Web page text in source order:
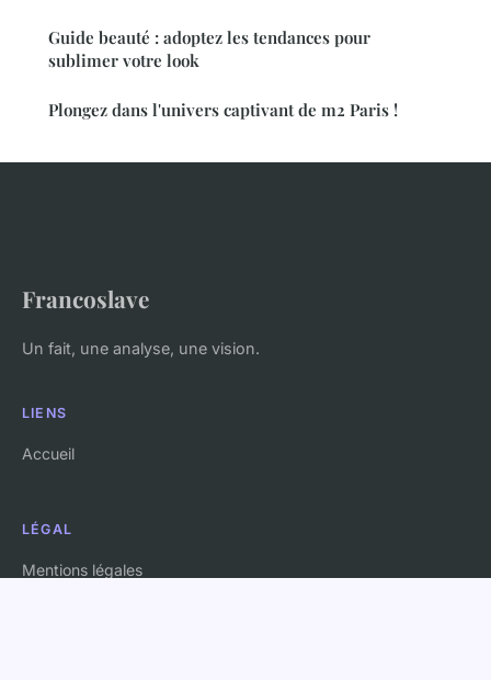
Guide beauté : adoptez les tendances pour
sublimer votre look
Plongez dans l'univers captivant de m2 Paris !
Francoslave
Un fait, une analyse, une vision.
LIENS
Accueil
LÉGAL
Mentions légales